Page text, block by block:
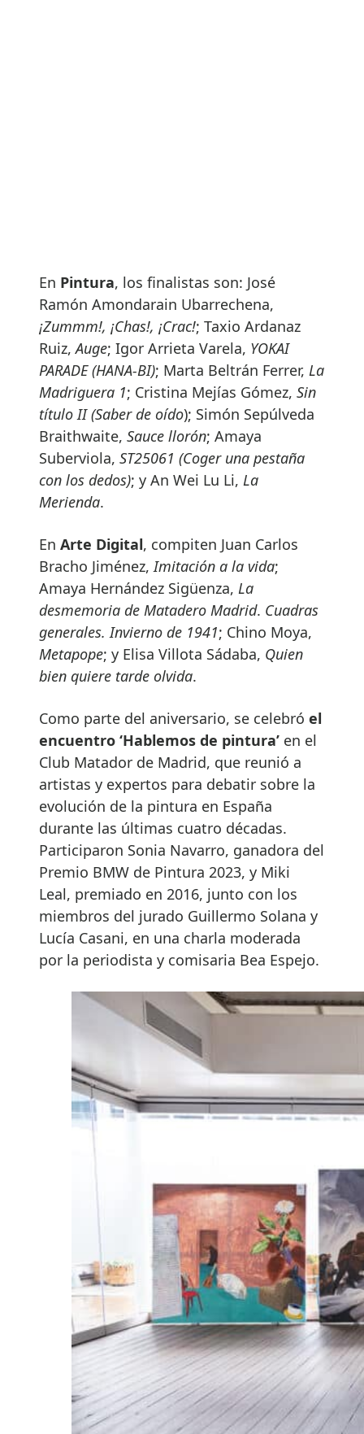
En Pintura, los finalistas son: José
Ramón Amondarain Ubarrechena,
¡Zummm!, ¡Chas!, ¡Crac!; Taxio Ardanaz
Ruiz,Auge; Igor Arrieta Varela, YOKAI
PARADE (HANA-BI); Marta Beltrán Ferrer, La
Madriguera 1; Cristina Mejías Gómez, Sin
título II (Saber de oído); Simón Sepúlveda
Braithwaite, Sauce llorón; Amaya
Suberviola, ST25061 (Coger una pestaña
con los dedos); y An Wei Lu Li, La
Merienda.
En Arte Digital, compiten Juan Carlos
Bracho Jiménez,Imitación a la vida;
Amaya Hernández Sigüenza, La
desmemoria de Matadero Madrid. Cuadras
generales. Invierno de 1941; Chino Moya,
Metapope; y Elisa Villota Sádaba, Quien
bien quiere tarde olvida.
Como parte del aniversario, se celebró el
encuentro ‘Hablemos de pintura’ en el
Club Matador de Madrid, que reunió a
artistas y expertos para debatir sobre la
evolución de la pintura en España
durante las últimas cuatro décadas.
Participaron Sonia Navarro, ganadora del
Premio BMW de Pintura 2023, y Miki
Leal, premiado en 2016, junto con los
miembros del jurado Guillermo Solana y
Lucía Casani, en una charla moderada
por la periodista y comisaria Bea Espejo.